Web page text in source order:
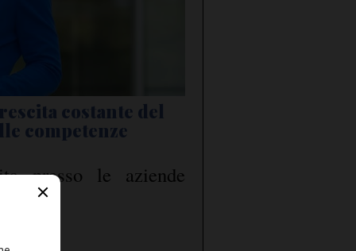
costante del
competenze
presso le aziende
fare